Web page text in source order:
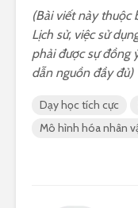
(Bài viết này thuộc
Lịch sử, việc sử
phải được sự đồng
dẫn nguồn đầy đủ)
Dạy học tích cực
Mô hình hóa nhân